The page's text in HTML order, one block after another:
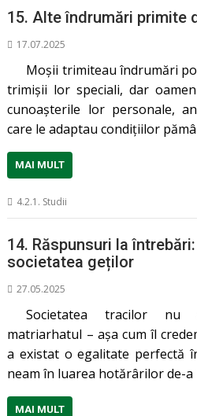
15. Alte îndrumări primite
17.07.2025
Moșii trimiteau îndrumări
trimișii lor speciali, dar
cunoașterile lor personale,
care le adaptau condițiilor
MAI MULT
4.2.1. Studii
14. Răspunsuri la
societatea geților
27.05.2025
Societatea tracilor nu
matriarhatul – așa cum îl
a existat o egalitate perfectă
neam în luarea hotărârilor de-
MAI MULT